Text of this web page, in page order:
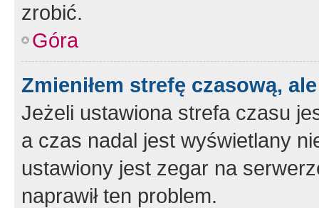
zrobić.
Góra
Zmieniłem strefę czasową,
Jeżeli ustawiona strefa czasu
a czas nadal jest wyświetlany
ustawiony jest zegar na
naprawił ten problem.